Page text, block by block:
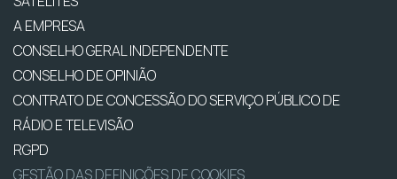
A EMPRESA
CONSELHO GERAL INDEPENDENTE
CONSELHO DE OPINIÃO
CONTRATO DE CONCESSÃO DO SERVIÇO PÚBLICO DE
RÁDIO E TELEVISÃO
RGPD
GESTÃO DAS DEFINIÇÕES DE COOKIES